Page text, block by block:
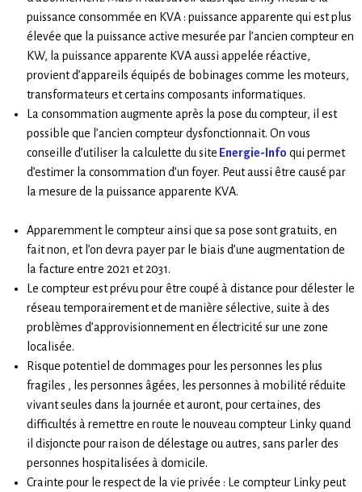
puissance consommée en KVA : puissance apparente qui est plus
élevée que la puissance active mesurée par l’ancien compteur en
KW, la puissance apparente KVA aussi appelée réactive,
provient d’appareils équipés de bobinages comme les moteurs,
transformateurs et certains composants informatiques.
La consommation augmente après la pose du compteur, il est
possible que l’ancien compteur dysfonctionnait. On vous
conseille d’utiliser la calculette du site Energie-Info qui permet
d’estimer la consommation d’un foyer. Peut aussi être causé par
la mesure de la puissance apparente KVA.
Apparemment le compteur ainsi que sa pose sont gratuits, en
fait non, et l’on devra payer par le biais d’une augmentation de
la facture entre 2021 et 2031.
Le compteur est prévu pour être coupé à distance pour délester le
réseau temporairement et de manière sélective, suite à des
problèmes d’approvisionnement en électricité sur une zone
localisée.
Risque potentiel de dommages pour les personnes les plus
fragiles , les personnes âgées, les personnes à mobilité réduite
vivant seules dans la journée et auront, pour certaines, des
difficultés à remettre en route le nouveau compteur Linky quand
il disjoncte pour raison de délestage ou autres, sans parler des
personnes hospitalisées à domicile.
Crainte pour le respect de la vie privée : Le compteur Linky peut